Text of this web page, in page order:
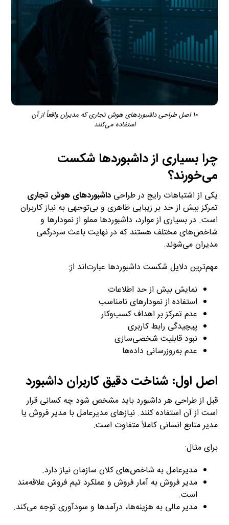
۱۰ اصل طراحی داشبوردهای هوش تجاری که مدیران واقعاً از آن
استفاده می‌کنند
چرا بسیاری از داشبوردها شکست
می‌خورند؟
یکی از اشتباهات رایج در طراحیداشبوردهای هوش تجاری
تمرکز بیش از حد بر زیبایی ظاهری و بی‌توجهی به نیاز کاربران
است. در بسیاری از موارد، داشبوردها مملو از نمودارها و
شاخص‌های مختلف هستند که در نهایت باعث سردرگمی
مدیران می‌شوند.
مهم‌ترین دلایل شکست داشبوردها عبارت‌اند از:
نمایش بیش از حد اطلاعات
استفاده از نمودارهای نامناسب
عدم تمرکز بر اهداف کسب‌وکار
پیچیدگی رابط کاربری
نبود قابلیت شخصی‌سازی
عدم به‌روزرسانی داده‌ها
اصل اول: شناخت دقیق کاربران داشبورد
قبل از طراحی هر داشبورد باید مشخص شود چه کسانی قرار
است از آن استفاده کنند. نیازهای مدیرعامل با مدیر فروش یا
مدیر منابع انسانی کاملاً متفاوت است.
برای مثال:
مدیرعامل به شاخص‌های کلان سازمان نیاز دارد.
مدیر فروش به آمار فروش و عملکرد تیم فروش علاقه‌مند
است.
مدیر مالی به هزینه‌ها، درآمدها و سودآوری توجه می‌کند.